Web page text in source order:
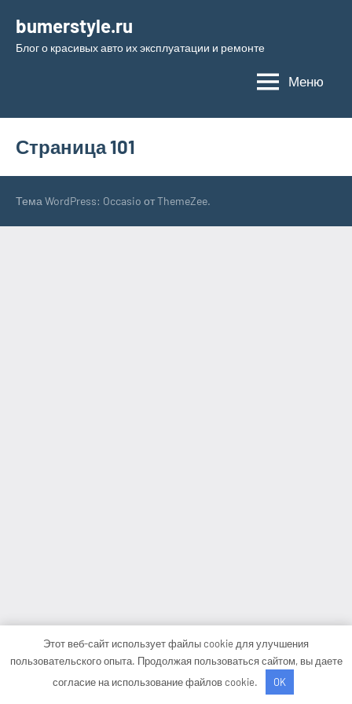
содержимому
bumerstyle.ru
Блог о красивых авто их эксплуатации и ремонте
Меню
Страница 101
Тема WordPress: Occasio от ThemeZee.
Этот веб-сайт использует файлы cookie для улучшения
пользовательского опыта. Продолжая пользоваться сайтом, вы даете
согласие на использование файлов cookie.
OK